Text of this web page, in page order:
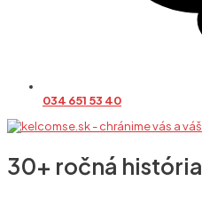
034 651 53 40
30+ ročná história